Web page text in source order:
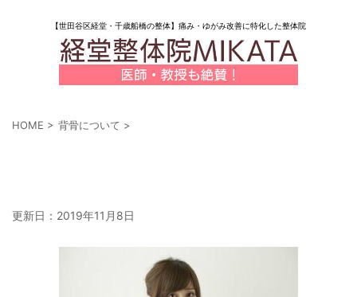
【世田谷区経堂・千歳船橋の整体】痛み・ゆがみ改善に特化した整体院
HOME > 背骨について >
更新日： 2019年11月8日